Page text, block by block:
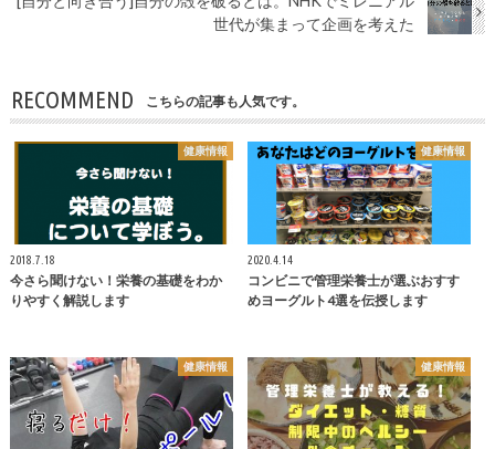
世代が集まって企画を考えた
RECOMMEND こちらの記事も人気です。
健康情報
2018.7.18
今さら聞けない！栄養の基礎をわか
りやすく解説します
健康情報
2020.4.14
コンビニで管理栄養士が選ぶおすす
めヨーグルト4選を伝授します
健康情報 健康情報